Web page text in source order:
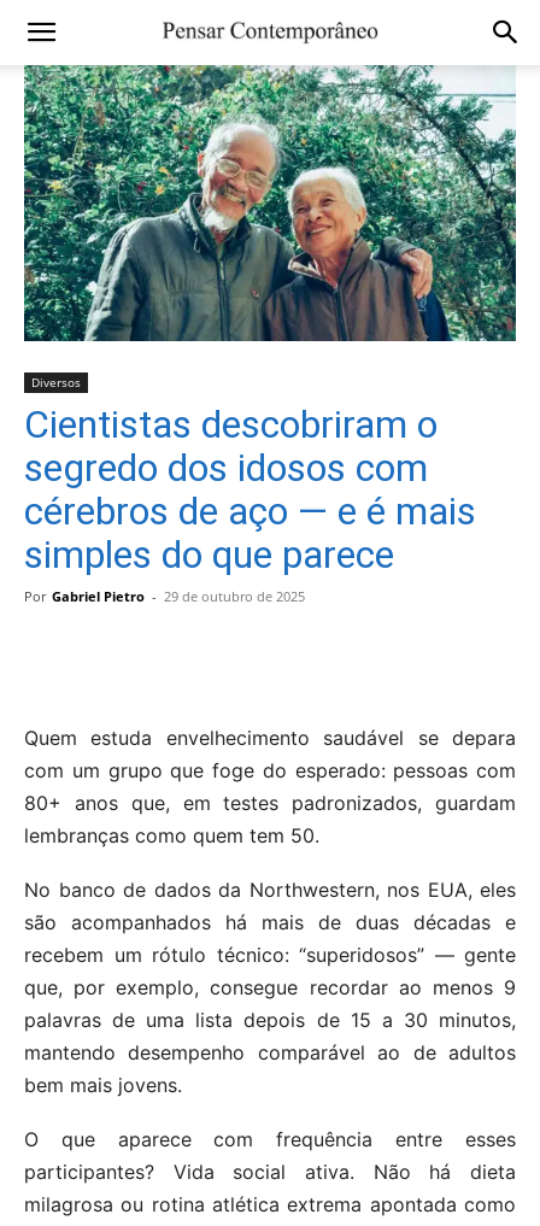
Diversos
Cientistas descobriram o
segredo dos idosos com
cérebros de aço — e é mais
simples do que parece
Por Gabriel Pietro - 29 de outubro de 2025
Quem estuda envelhecimento saudável se depara
com um grupo que foge do esperado: pessoas com
80+ anos que, em testes padronizados, guardam
lembranças como quem tem 50.
No banco de dados da Northwestern, nos EUA, eles
são acompanhados há mais de duas décadas e
recebem um rótulo técnico: “superidosos” — gente
que, por exemplo, consegue recordar ao menos 9
palavras de uma lista depois de 15 a 30 minutos,
mantendo desempenho comparável ao de adultos
bem mais jovens.
O que aparece com frequência entre esses
participantes? Vida social ativa. Não há dieta
milagrosa ou rotina atlética extrema apontada como